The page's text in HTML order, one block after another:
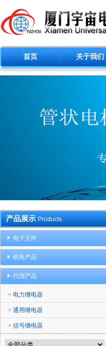
首页 关于我们
产品展示 Products
电子元件
机电产品
代理产品
> 电力继电器
> 通用继电器
> 信号继电器